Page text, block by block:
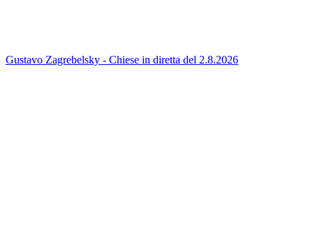
Gustavo Zagrebelsky - Chiese in diretta del 2.8.2026